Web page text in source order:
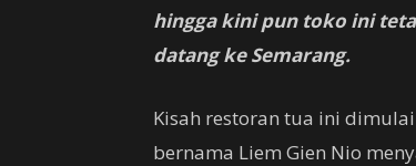
hingga kini pun toko ini
datang ke Semarang.
Kisah restoran tua ini
bernama Liem Gien Nio